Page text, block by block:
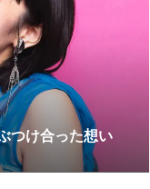
つけ合った想い